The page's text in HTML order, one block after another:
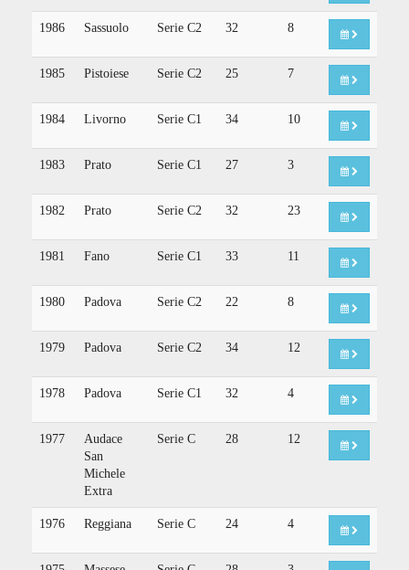
1986 Sassuolo Serie C2 32 8
1985 Pistoiese Serie C2 25 7
1984 Livorno Serie C1 34 10
1983 Prato Serie C1 27 3
1982 Prato Serie C2 32 23
1981 Fano Serie C1 33 11
1980 Padova Serie C2 22 8
1979 Padova Serie C2 34 12
1978 Padova Serie C1 32 4
1977
Audace
San
Michele
Extra
Serie C 28 12
1976 Reggiana Serie C 24 4